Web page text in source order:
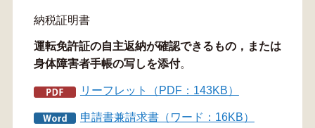
納税証明書
運転免許証の自主返納が確認できるもの，または
身体障害者手帳の写しを添付。
リーフレット（PDF：143KB）
申請書兼請求書（ワード：16KB）